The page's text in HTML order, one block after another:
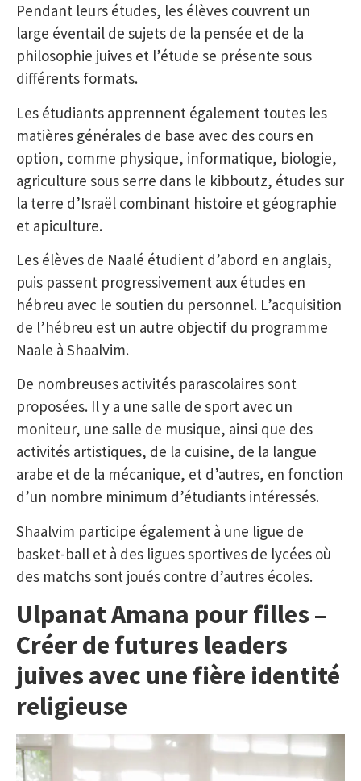
Pendant leurs études, les élèves couvrent un
large éventail de sujets de la pensée et de la
philosophie juives et l’étude se présente sous
différents formats.
Les étudiants apprennent également toutes les
matières générales de base avec des cours en
option, comme physique, informatique, biologie,
agriculture sous serre dans le kibboutz, études sur
la terre d’Israël combinant histoire et géographie
et apiculture.
Les élèves de Naalé étudient d’abord en anglais,
puis passent progressivement aux études en
hébreu avec le soutien du personnel. L’acquisition
de l’hébreu est un autre objectif du programme
Naale à Shaalvim.
De nombreuses activités parascolaires sont
proposées. Il y a une salle de sport avec un
moniteur, une salle de musique, ainsi que des
activités artistiques, de la cuisine, de la langue
arabe et de la mécanique, et d’autres, en fonction
d’un nombre minimum d’étudiants intéressés.
Shaalvim participe également à une ligue de
basket-ball et à des ligues sportives de lycées où
des matchs sont joués contre d’autres écoles.
Ulpanat Amana pour filles –
Créer de futures leaders
juives avec une fière identité
religieuse